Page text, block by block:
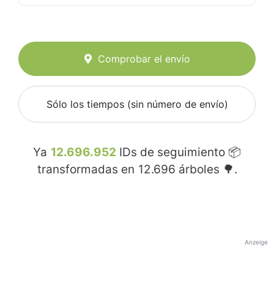
Comprobar el envío
Sólo los tiempos (sin número de envío)
Ya 12.696.952 IDs de seguimiento 📦
transformadas en 12.696 árboles 🌳.
Anzeige